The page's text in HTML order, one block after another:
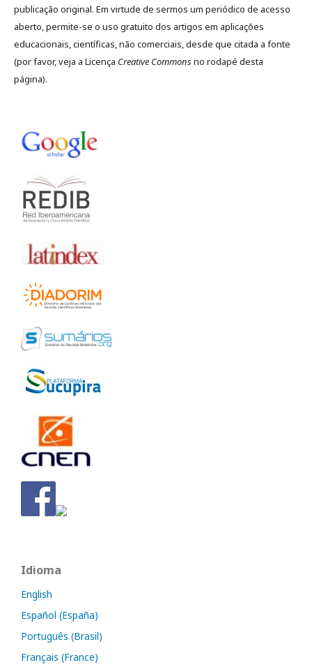
publicação original. Em virtude de sermos um periódico de acesso
aberto, permite-se o uso gratuito dos artigos em aplicações
educacionais, científicas, não comerciais, desde que citada a fonte
(por favor, veja a Licença Creative Commonsno rodapé desta
página).
Idioma
English
Español (España)
Português (Brasil)
Français (France)